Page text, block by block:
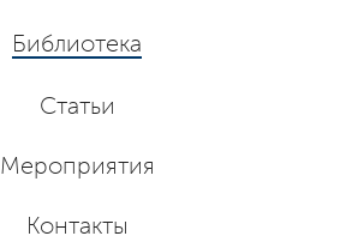
Библиотека
Статьи
Мероприятия
Контакты